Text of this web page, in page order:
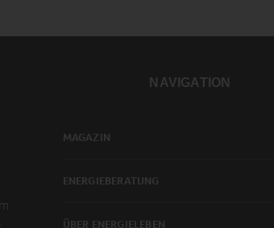
NAVIGATION
MAGAZIN
ENERGIEBERATUNG
ÜBER ENERGIELEBEN